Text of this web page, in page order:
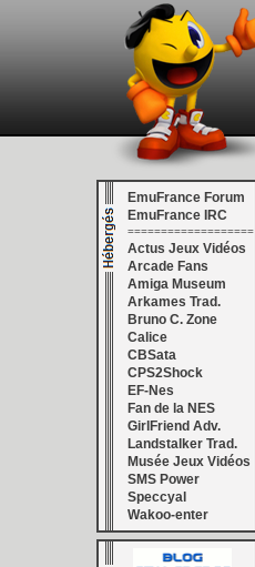
EmuFrance Forum
EmuFrance IRC
===================
Actus Jeux Vidéos
Arcade Fans
Amiga Museum
Arkames Trad.
Bruno C. Zone
Calice
CBSata
CPS2Shock
EF-Nes
Fan de la NES
GirlFriend Adv.
Landstalker Trad.
Musée Jeux Vidéos
SMS Power
Speccyal
Wakoo-enter